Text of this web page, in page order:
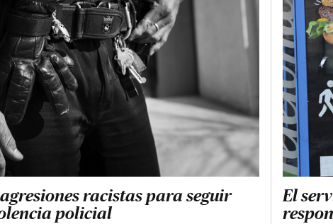
racistas para seguir
policial
El